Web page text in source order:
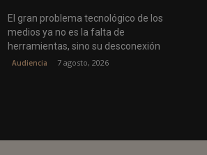
El gran problema tecnológico de los
medios ya no es la falta de
herramientas, sino su desconexión
Audiencia 7 agosto, 2026